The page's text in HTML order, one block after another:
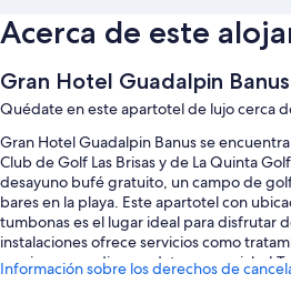
Acerca de este
Gran Hotel Guadalpin Banus
Quédate en este apartotel de lujo cerca
Gran Hotel Guadalpin Banus se
Club de Golf Las Brisas y de La Quinta
desayuno bufé gratuito, un campo de
bares en la playa. Este apartotel con
tumbonas es el lugar ideal para disfrutar
instalaciones ofrece servicios como
manicura y pedicura, ¡date un capricho!
Información sobre los derechos de